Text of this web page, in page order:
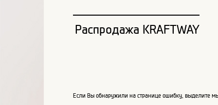
Распродажа KRAFTWAY
Если Вы обнаружили на странице ошибку, выделите